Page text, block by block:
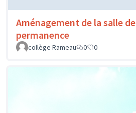
Aménagement de la salle de
permanence
collège Rameau
0 0